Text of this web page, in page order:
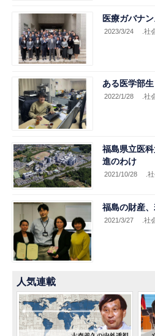
医療ガバナ
2023/3/24 .社
ある医学部
2022/1/28 .社
福島県立医
進のわけ
2021/10/28 .
福島の財産
2021/3/27 .社
人気連載